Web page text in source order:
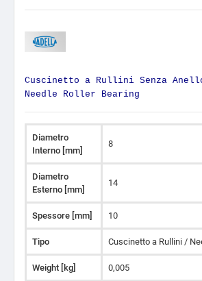
Cuscinetto a Rullini Senza
Needle Roller Bearing
Diametro
Interno [mm]
8
Diametro
Esterno [mm]
14
Spessore [mm] 10
Tipo Cuscinetto a Rullini /
Weight [kg] 0,005